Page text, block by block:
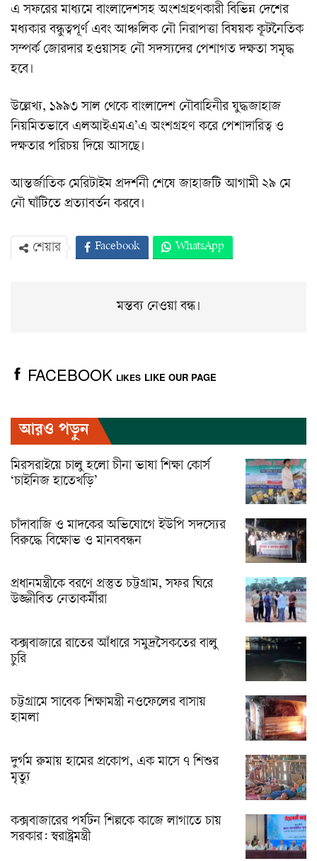
এ সফরের মাধ্যমে বাংলাদেশসহ অংশগ্রহণকারী বিভিন্ন দেশের
মধ্যকার বন্ধুত্বপূর্ণ এবং আঞ্চলিক নৌ নিরাপত্তা বিষয়ক কূটনৈতিক
সম্পর্ক জোরদার হওয়াসহ নৌ সদস্যদের পেশাগত দক্ষতা সমৃদ্ধ
হবে।
উল্লেখ্য, ১৯৯৩ সাল থেকে বাংলাদেশ নৌবাহিনীর যুদ্ধজাহাজ
নিয়মিতভাবে এলআইএমএ’এ অংশগ্রহণ করে পেশাদারিত্ব ও
দক্ষতার পরিচয় দিয়ে আসছে।
আন্তর্জাতিক মেরিটাইম প্রদর্শনী শেষে জাহাজটি আগামী ২৯ মে
নৌ ঘাঁটিতে প্রত্যাবর্তন করবে।
শেয়ার Facebook WhatsApp
মন্তব্য নেওয়া বন্ধ।
FACEBOOK LIKES LIKE OUR PAGE
আরও পড়ুন
মিরসরাইয়ে চালু হলো চীনা ভাষা শিক্ষা কোর্স
‘চাইনিজ হাতেখড়ি’
চাঁদাবাজি ও মাদকের অভিযোগে ইউপি সদস্যের
বিরুদ্ধে বিক্ষোভ ও মানববন্ধন
প্রধানমন্ত্রীকে বরণে প্রস্তুত চট্টগ্রাম, সফর ঘিরে
উজ্জীবিত নেতাকর্মীরা
কক্সবাজারে রাতের আঁধারে সমুদ্রসৈকতের বালু
চুরি
চট্টগ্রামে সাবেক শিক্ষামন্ত্রী নওফেলের বাসায়
হামলা
দুর্গম রুমায় হামের প্রকোপ, এক মাসে ৭ শিশুর
মৃত্যু
কক্সবাজারের পর্যটন শিল্পকে কাজে লাগাতে চায়
সরকার: স্বরাষ্ট্রমন্ত্রী